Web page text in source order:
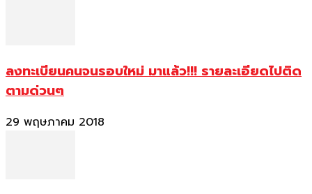
ลงทะเบียนคนจนรอบใหม่ มาแล้ว!!! รายละเอียดไปติด
ตามด่วนๆ
29 พฤษภาคม 2018